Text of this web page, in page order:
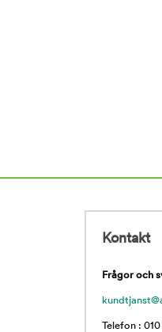
Kontakt
Frågor och
Telefon :